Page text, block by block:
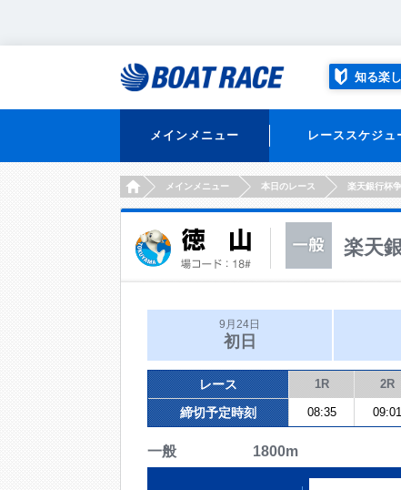
知る楽
メインメニュー レーススケジュ
HOMEメインメニュー 本日のレース 楽天銀行杯
楽天
9月24日
初日
レース 1R 2R
締切予定時刻 08:35 09:01
一般 1800m